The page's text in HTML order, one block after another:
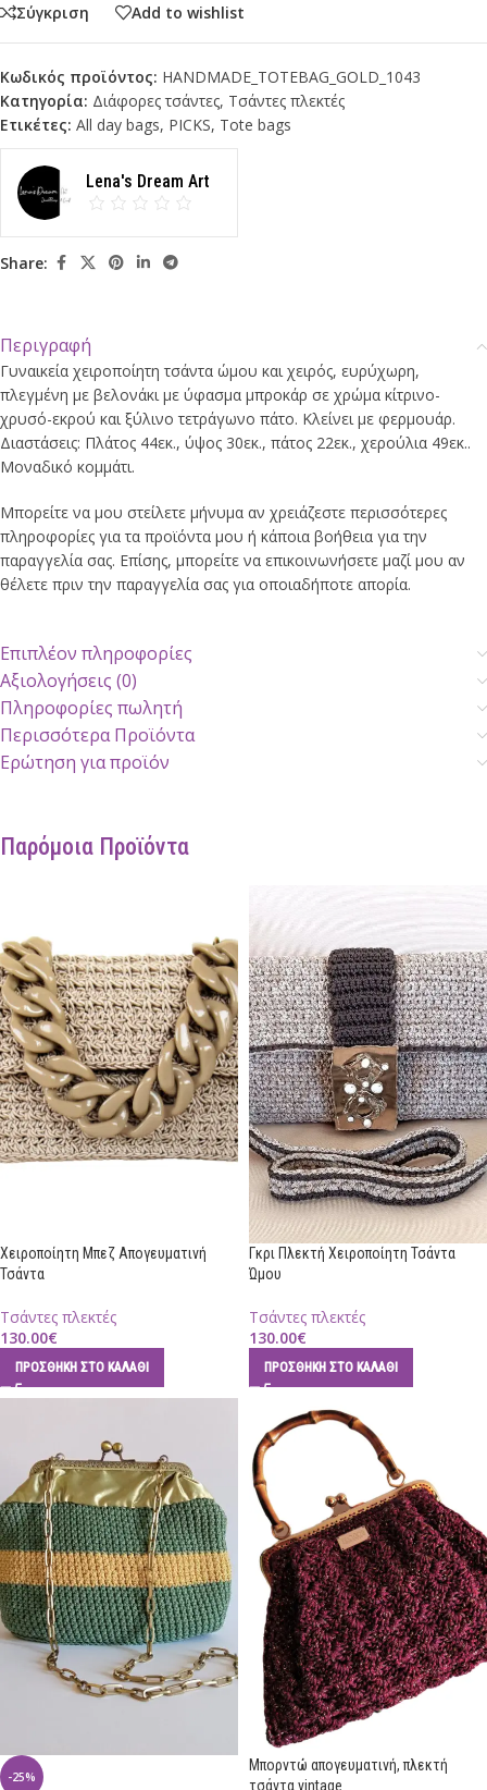
Σύγκριση Add to wishlist
Κωδικός προϊόντος: HANDMADE_TOTEBAG_GOLD_1043
Κατηγορία: Διάφορες τσάντες, Τσάντες πλεκτές
Ετικέτες: All day bags, PICKS, Tote bags
Lena's Dream Art
Share:
Περιγραφή
Γυναικεία χειροποίητη τσάντα ώμου και χειρός, ευρύχωρη,
πλεγμένη με βελονάκι με ύφασμα μπροκάρ σε χρώμα κίτρινο-
χρυσό-εκρού και ξύλινο τετράγωνο πάτο. Κλείνει με φερμουάρ.
Διαστάσεις: Πλάτος 44εκ., ύψος 30εκ., πάτος 22εκ., χερούλια 49εκ..
Μοναδικό κομμάτι.
Μπορείτε να μου στείλετε μήνυμα αν χρειάζεστε περισσότερες
πληροφορίες για τα προϊόντα μου ή κάποια βοήθεια για την
παραγγελία σας. Επίσης, μπορείτε να επικοινωνήσετε μαζί μου αν
θέλετε πριν την παραγγελία σας για οποιαδήποτε απορία.
Επιπλέον πληροφορίες
Αξιολογήσεις (0)
Πληροφορίες πωλητή
Περισσότερα Προϊόντα
Ερώτηση για προϊόν
Παρόμοια Προϊόντα
Χειροποίητη Μπεζ Απογευματινή
Τσάντα
Τσάντες πλεκτές
130.00€
ΠΡΟΣΘΉΚΗ ΣΤΟ ΚΑΛΆΘΙ
Γκρι Πλεκτή Χειροποίητη Τσάντα
Ώμου
Τσάντες πλεκτές
130.00€
ΠΡΟΣΘΉΚΗ ΣΤΟ ΚΑΛΆΘΙ
-25%
Μπορντώ απογευματινή, πλεκτή
τσάντα vintage